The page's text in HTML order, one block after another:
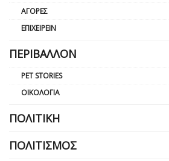
ΑΓΟΡΈΣ
ΕΠΙΧΕΙΡΕΊΝ
ΠΕΡΙΒΆΛΛΟΝ
PET STORIES
ΟΙΚΟΛΟΓΊΑ
ΠΟΛΙΤΙΚΉ
ΠΟΛΙΤΙΣΜΌΣ